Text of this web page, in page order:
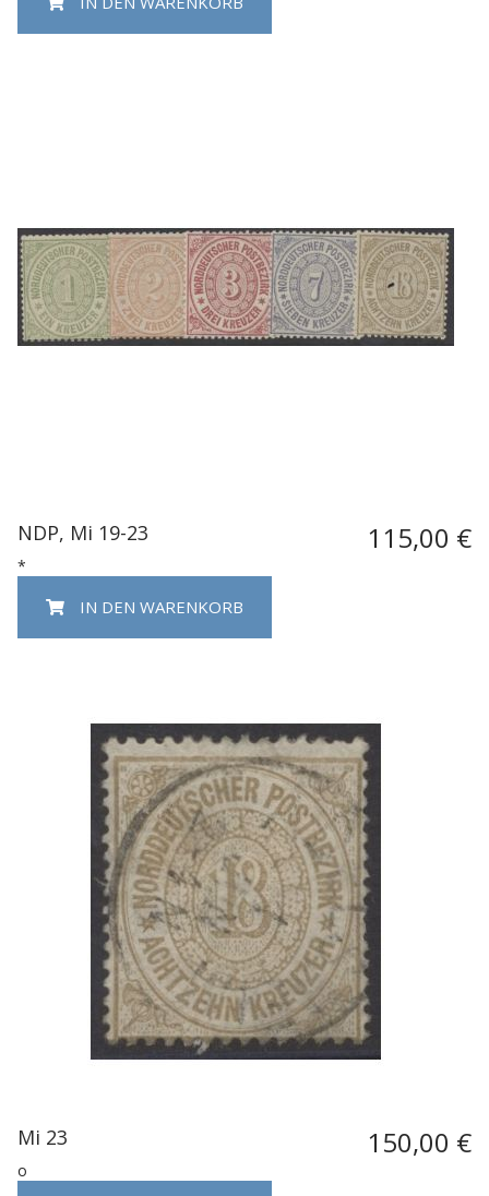
NDP, Mi 19-23 115,00 €
*
IN DEN WARENKORB
Mi 23 150,00 €
o